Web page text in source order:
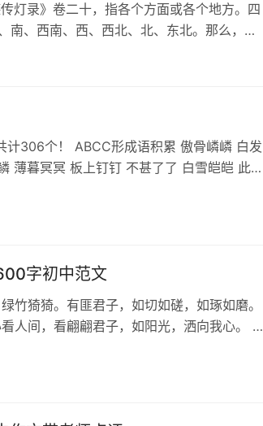
灯录》卷二十，指各个方面或各个地方。四
南、西南、西、西北、北、东北。那么，四
看看。 【篇…
计306个！ ABCC形成语积累 傲骨嶙嶙 白发
薄暮冥冥 板上钉钉 不甚了了 白雪皑皑 此恨
字初中范文
竹猗猗。有匪君子，如切如磋，如琢如磨。
间，看翩翩君子，如阳光，洒向我心。 他